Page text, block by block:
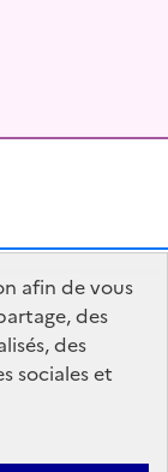
nous ?
services
afin de vous
des
des
sociales et